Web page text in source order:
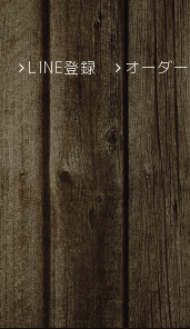
LINE登録 オーダー